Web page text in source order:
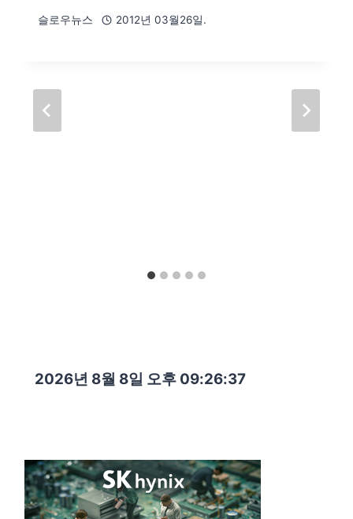
슬로우뉴스 2012년 03월26일.
2026년 8월 8일 오후 09:26:38